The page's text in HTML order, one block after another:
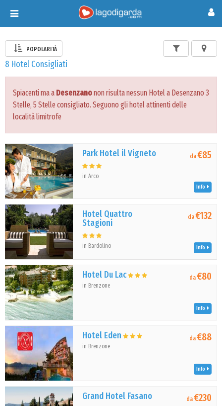
Toggle
navigation
POPOLARITÀ
8 Hotel Consigliati
Spiacenti ma a Desenzanonon risulta nessun Hotel a Desenzano 3
Stelle, 5 Stelle consigliato. Seguono gli hotel attinenti delle
località limitrofe
Park Hotel il Vigneto
in Arco
da€85
Info
Hotel Quattro
Stagioni
in Bardolino
da€132
Info
Hotel Du Lac
in Brenzone
da€80
Info
Hotel Eden
in Brenzone
da€88
Info
Grand Hotel Fasano da€230